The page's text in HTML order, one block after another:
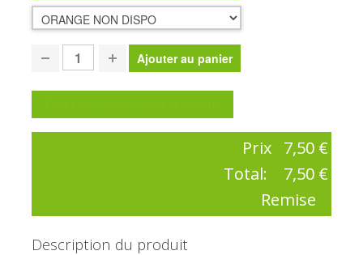
Prix 7,50 €
Total:
7,50 €
Remise
Description du produit